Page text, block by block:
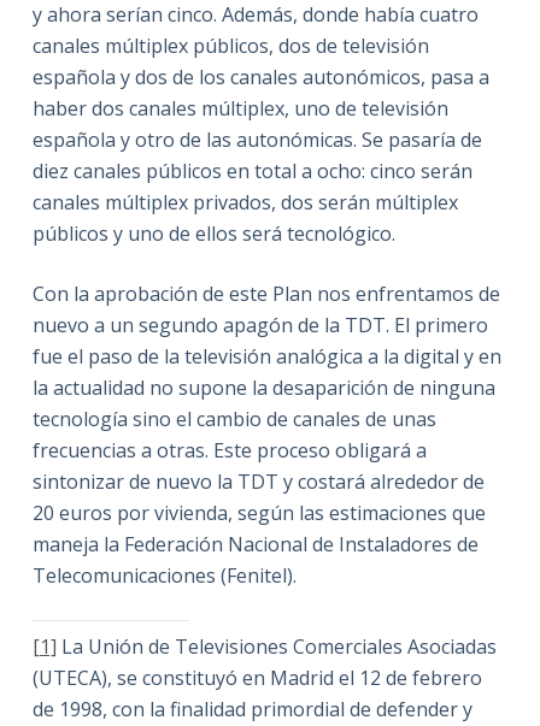
y ahora serían cinco. Además, donde había cuatro
canales múltiplex públicos, dos de televisión
española y dos de los canales autonómicos, pasa a
haber dos canales múltiplex, uno de televisión
española y otro de las autonómicas. Se pasaría de
diez canales públicos en total a ocho: cinco serán
canales múltiplex privados, dos serán múltiplex
públicos y uno de ellos será tecnológico.
Con la aprobación de este Plan nos enfrentamos de
nuevo a un segundo apagón de la TDT. El primero
fue el paso de la televisión analógica a la digital y en
la actualidad no supone la desaparición de ninguna
tecnología sino el cambio de canales de unas
frecuencias a otras. Este proceso obligará a
sintonizar de nuevo la TDT y costará alrededor de
20 euros por vivienda, según las estimaciones que
maneja la Federación Nacional de Instaladores de
Telecomunicaciones (Fenitel).
[1] La Unión de Televisiones Comerciales Asociadas
(UTECA), se constituyó en Madrid el 12 de febrero
de 1998, con la finalidad primordial de defender y